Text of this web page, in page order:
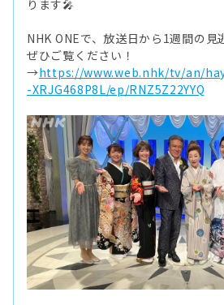
ります🎤
NHK ONEで、放送日から1週間の見
ぜひご覧ください！
→https://www.web.nhk/tv/an/
-XRJG468P8L/ep/RNZ5Z22YYQ